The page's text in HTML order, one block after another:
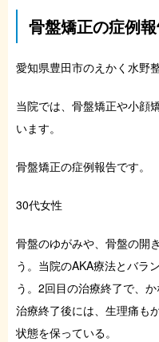
症状・
施術料
骨盤矯正の症例
愛知県豊田市のえかく水野
当院では、骨盤矯正や小顔
います。
骨盤矯正の症例報告です。
30代女性
骨盤のゆがみや、骨盤の開
う。当院のAKA療法とバラ
う。2回目の治療終了で、
治療終了後には、生理痛も
状態を保っている。